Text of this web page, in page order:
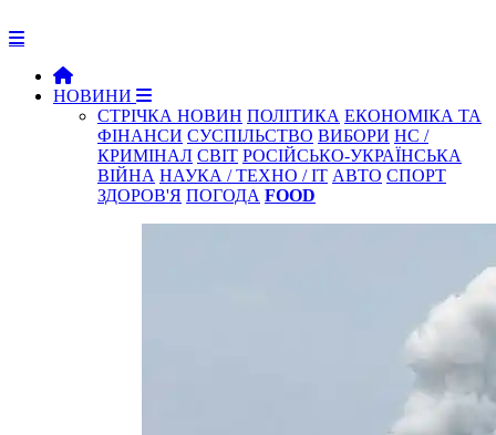
НОВИНИ
СТРІЧКА НОВИН ПОЛІТИКА ЕКОНОМІКА ТА
ФІНАНСИ СУСПІЛЬСТВО ВИБОРИ НС /
КРИМІНАЛ СВІТ РОСІЙСЬКО-УКРАЇНСЬКА
ВІЙНА НАУКА / ТЕХНО / IT АВТО СПОРТ
ЗДОРОВ'Я ПОГОДА FOOD